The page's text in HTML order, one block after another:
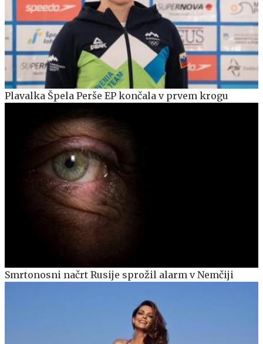
Plavalka Špela Perše EP končala v prvem krogu
Smrtonosni načrt Rusije sprožil alarm v Nemčiji